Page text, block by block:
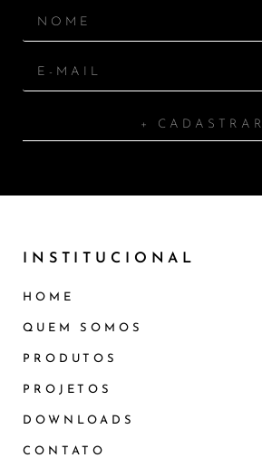
+ CADASTRAR
INSTITUCIONAL
HOME
QUEM SOMOS
PRODUTOS
PROJETOS
DOWNLOADS
CONTATO